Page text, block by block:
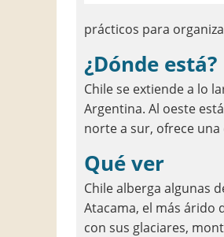
prácticos para
¿Dónde está?
Chile se extiende a lo
Argentina. Al oeste
norte a sur, ofrece
Qué ver
Chile alberga algunas
Atacama, el más árido
con sus glaciares,